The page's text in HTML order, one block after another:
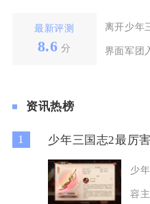
最新评测
8.6 分
离开少年
界面军团
资讯热榜
1
少
容